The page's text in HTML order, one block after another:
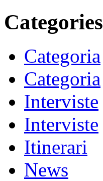
Categories
Categoria
Categoria
Interviste
Interviste
Itinerari
News